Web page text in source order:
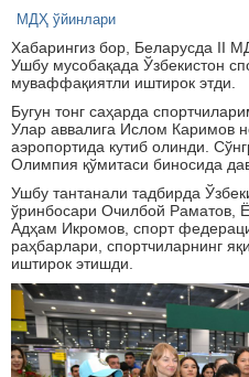
МДҲ ўйинлари
Хабарингиз бор, Беларусда II
Ушбу мусобақада Ўзбекистон
муваффақиятли иштирок этди.
Бугун тонг саҳарда
Улар аввалига Ислом Каримов
аэропортида кутиб олинди.
Олимпия қўмитаси биносида
Ушбу тантанали тадбирда
ўринбосари Очилбой Раматов,
Адҳам Икромов, спорт
раҳбарлари, спортчиларнинг
иштирок этишди.